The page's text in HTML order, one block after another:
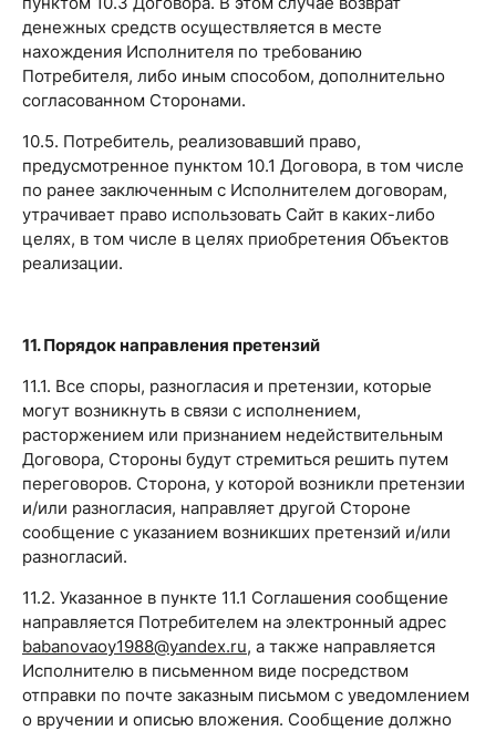
денежных средств осуществляется в месте
нахождения Исполнителя по требованию
Потребителя, либо иным способом, дополнительно
согласованном Сторонами.
10.5. Потребитель, реализовавший право,
предусмотренное пунктом 10.1 Договора, в том числе
по ранее заключенным с Исполнителем договорам,
утрачивает право использовать Сайт в каких-либо
целях, в том числе в целях приобретения Объектов
реализации.
11. Порядок направления претензий
11.1. Все споры, разногласия и претензии, которые
могут возникнуть в связи с исполнением,
расторжением или признанием недействительным
Договора, Стороны будут стремиться решить путем
переговоров. Сторона, у которой возникли претензии
и/или разногласия, направляет другой Стороне
сообщение с указанием возникших претензий и/или
разногласий.
11.2. Указанное в пункте 11.1 Соглашения сообщение
направляется Потребителем на электронный адрес
babanovaoy1988@yandex.ru, а также направляется
Исполнителю в письменном виде посредством
отправки по почте заказным письмом с уведомлением
о вручении и описью вложения. Сообщение должно